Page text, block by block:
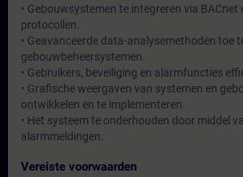
• Gebouwsystemen te integreren via BACnet
protocollen.
• Geavanceerde data-analysemethoden toe
gebouwbeheersystemen.
• Gebruikers, beveiliging en alarmfuncties
• Grafische weergaven van systemen en
ontwikkelen en te implementeren.
• Het systeem te onderhouden door middel
alarmmeldingen.
Vereiste voorwaarden